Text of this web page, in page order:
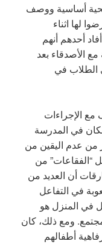
أساسية ووصف
لها اثناء
أحدهم أنهم
مع الأصدقاء بعد
، خوفًا من نقل كوفيد19 إلى الطلاب في
مع الإجراءات
في المدرسة
من عدم اليقين من
“الفقاعات” من
أن العديد من
في التفاعل
في المنزل هو
ومع ذلك، كان
أطفالهم